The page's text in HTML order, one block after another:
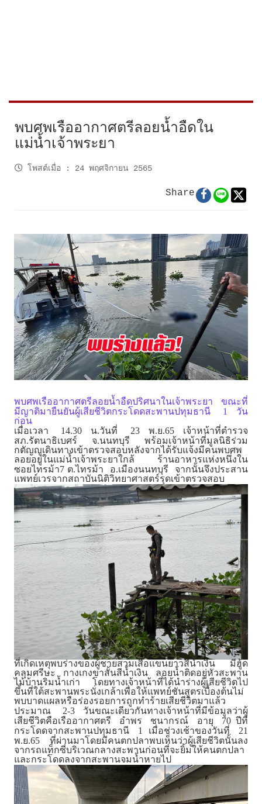
พบศพเรืออากาศตรีลอยน้ำอืดใน
แม่น้ำเจ้าพระยา
โพสต์เมื่อ : 24 พฤศจิกายน 2565
Share
พบศพเรืออากาศตรีลอยน้ำอืดปริศนาในเจ้าพระยา ขณะที่
มีญาติมายืนยันผู้เสียชีวิตกระโดดสะพานปทุมธานี 1 วัน
ก่อน
เมื่อเวลา 14.30 น.วันที่ 23 พ.ย.65 เจ้าหน้าที่ตำรวจ
สภ.รัตนาธิเบศร์ จ.นนทบุรี พร้อมเจ้าหน้าที่มูลนิธิร่วม
กตัญญูเดินทางเข้าตรวจสอบหลังจากได้รับแจ้งมีคนพบศพ
ลอยอยู่ในแม่น้ำเจ้าพระยาใกล้ ร้านอาหารแห่งหนึ่งใน
ซอยไทรม้า7 ต.ไทรม้า อ.เมืองนนทบุรี จากนั้นจึงประสาน
แพทย์เวรจากสถาบันนิติวิทยาศาสตร์รุดเข้าตรวจสอบ
ที่เกิดเหตุพบร่างของผู้ชายสวมเสื้อแขนยาวสีน้ำเงิน มีฮู้ด
คลุมศรีษะ กางเกงขาสั้นสีน้ำเงิน ลอยน้ำติดอยู่หัวสะพาน
ไม้บ้านริมน้ำเก่า โดยทางเจ้าหน้าที่ได้นำร่างผู้เสียชีวิตไป
ขึ้นที่ใต้สะพานพระนั่งเกล้าเพื่อให้แพทย์ชันสูตรเบื้องต้นไม่
พบบาดแผลหรือร่องรอยการถูกทำร้ายเสียชีวิตมาแล้ว
ประมาณ 2-3 วันขณะเดียวกันทางเจ้าหน้าที่มีข้อมูลว่าผู้
เสียชีวิตคือเรืออากาศตรี อำพร ชนากรณ์ อายุ 70ปีที่
กระโดดจากสะพานปทุมธานี 1 เมื่อช่วงเช้าของวันที่21
พ.ย.65 ที่ผ่านมาโดยมีคนตกปลาพบเห็นว่าผู้เสียชีวิตนั้นลง
จากรถแท็กซี่บริเวณกลางสะพานก่อนที่จะยิ้มให้คนตกปลา
และกระโดดลงจากสะพานจมน้ำหายไป